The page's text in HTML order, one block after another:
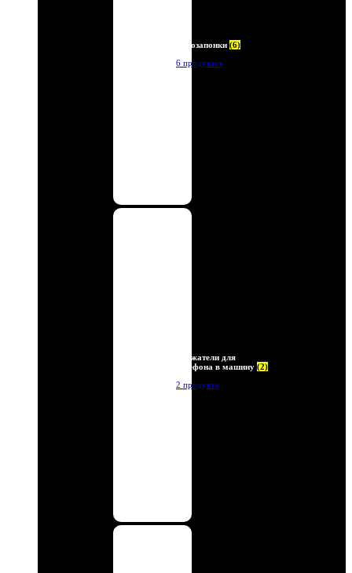
Автозапонки (6)
6 продуктов
Держатели для
телефона в машину (2)
2 продукта